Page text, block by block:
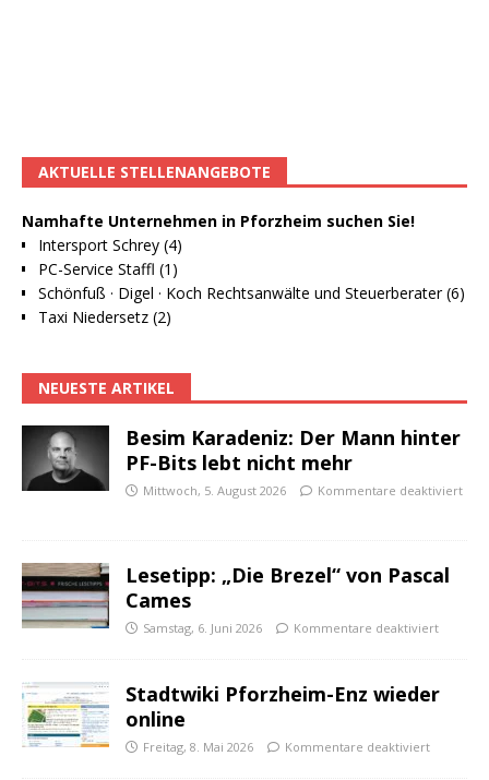
AKTUELLE STELLENANGEBOTE
Namhafte Unternehmen in Pforzheim suchen Sie!
Intersport Schrey (4)
PC-Service Staffl (1)
Schönfuß · Digel · Koch Rechtsanwälte und Steuerberater (6)
Taxi Niedersetz (2)
NEUESTE ARTIKEL
Besim Karadeniz: Der Mann hinter
PF-Bits lebt nicht mehr
Mittwoch, 5. August 2026 Kommentare deaktiviert
Lesetipp: „Die Brezel“ von Pascal
Cames
Samstag, 6. Juni 2026 Kommentare deaktiviert
Stadtwiki Pforzheim-Enz wieder
online
Freitag, 8. Mai 2026 Kommentare deaktiviert